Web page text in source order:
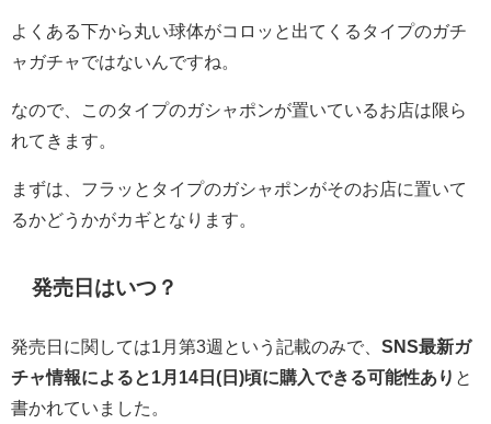
よくある下から丸い球体がコロッと出てくるタイプのガチ
ャガチャではないんですね。
なので、このタイプのガシャポンが置いているお店は限ら
れてきます。
まずは、フラッとタイプのガシャポンがそのお店に置いて
るかどうかがカギとなります。
発売日はいつ？
発売日に関しては1月第3週という記載のみで、 SNS最新ガ
チャ情報によると1月14日(日)頃に購入できる可能性あり と
書かれていました。